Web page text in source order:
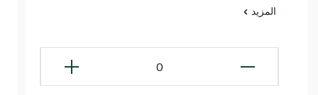
المزيد
0